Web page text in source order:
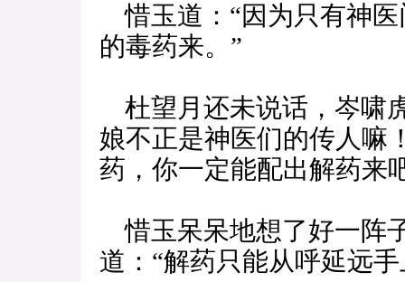
惜玉道：“因为只有神
的毒药来。”
杜望月还未说话，岑啸
娘不正是神医们的传人嘛
药，你一定能配出解药来
惜玉呆呆地想了好一阵
道：“解药只能从呼延远